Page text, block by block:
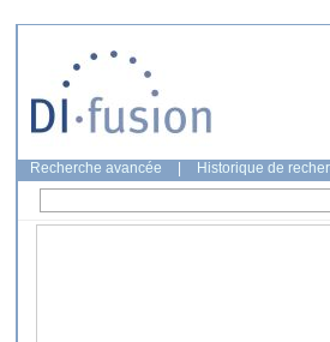
Recherche avancée Historique de